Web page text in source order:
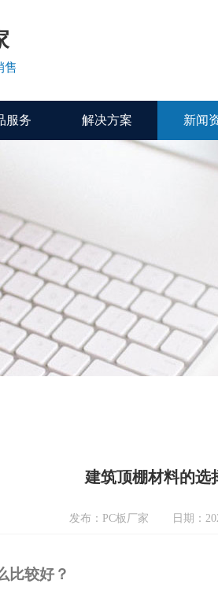
售
服务 解决方案 新闻
建筑顶棚材料的选
发布：PC板厂家 日期：
比较好？